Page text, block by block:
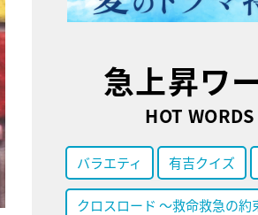
急上昇ワ
HOT WORDS
バラエティ 有吉クイズ
クロスロード ～救命救急の約